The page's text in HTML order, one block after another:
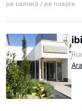
pe cameră / pe noapte